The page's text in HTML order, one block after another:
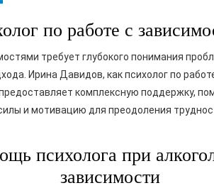
по работе с
требует глубокого понимания
Ирина Давидов, как психолог по
комплексную поддержку,
и мотивацию для преодоления
психолога при
зависимости